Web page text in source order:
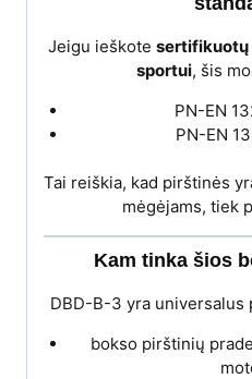
Jeigu ieškote sertifikuotų
sportui, šis
PN-EN
PN-EN
Tai reiškia, kad pirštinės
mėgėjams, tiek
Kam tinka šios
DBD-B-3 yra universalus
bokso pirštinių